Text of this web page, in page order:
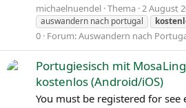
michaelnuendel Thema 2 August
auswandern nach portugal
0 Forum:Auswandern nach
Portugiesisch mit
kostenlos (Android/iOS)
You must be registered for see